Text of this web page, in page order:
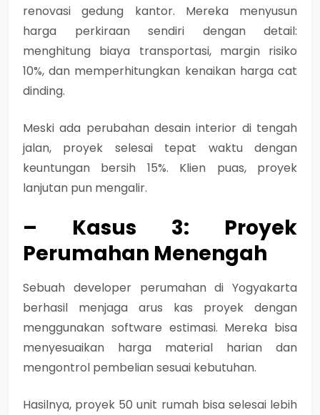
renovasi gedung kantor. Mereka menyusun
harga perkiraan sendiri dengan detail:
menghitung biaya transportasi, margin risiko
10%, dan memperhitungkan kenaikan harga cat
dinding.
Meski ada perubahan desain interior di tengah
jalan, proyek selesai tepat waktu dengan
keuntungan bersih 15%. Klien puas, proyek
lanjutan pun mengalir.
– Kasus 3: Proyek
Perumahan Menengah
Sebuah developer perumahan di Yogyakarta
berhasil menjaga arus kas proyek dengan
menggunakan software estimasi. Mereka bisa
menyesuaikan harga material harian dan
mengontrol pembelian sesuai kebutuhan.
Hasilnya, proyek 50 unit rumah bisa selesai lebih